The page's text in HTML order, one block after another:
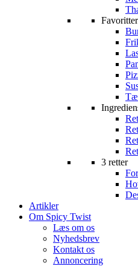
Favoritter
3 retter
Artikler
Om Spicy Twist
Læs om os
Nyhedsbrev
Kontakt os
Annoncering